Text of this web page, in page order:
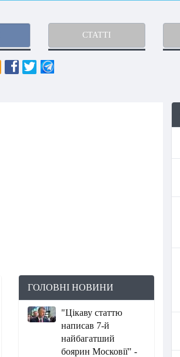
СТАТТІ
ГОЛОВНІ НОВИНИ
"Цікаву статтю
написав 7-й
найбагатший
боярин Московії" -